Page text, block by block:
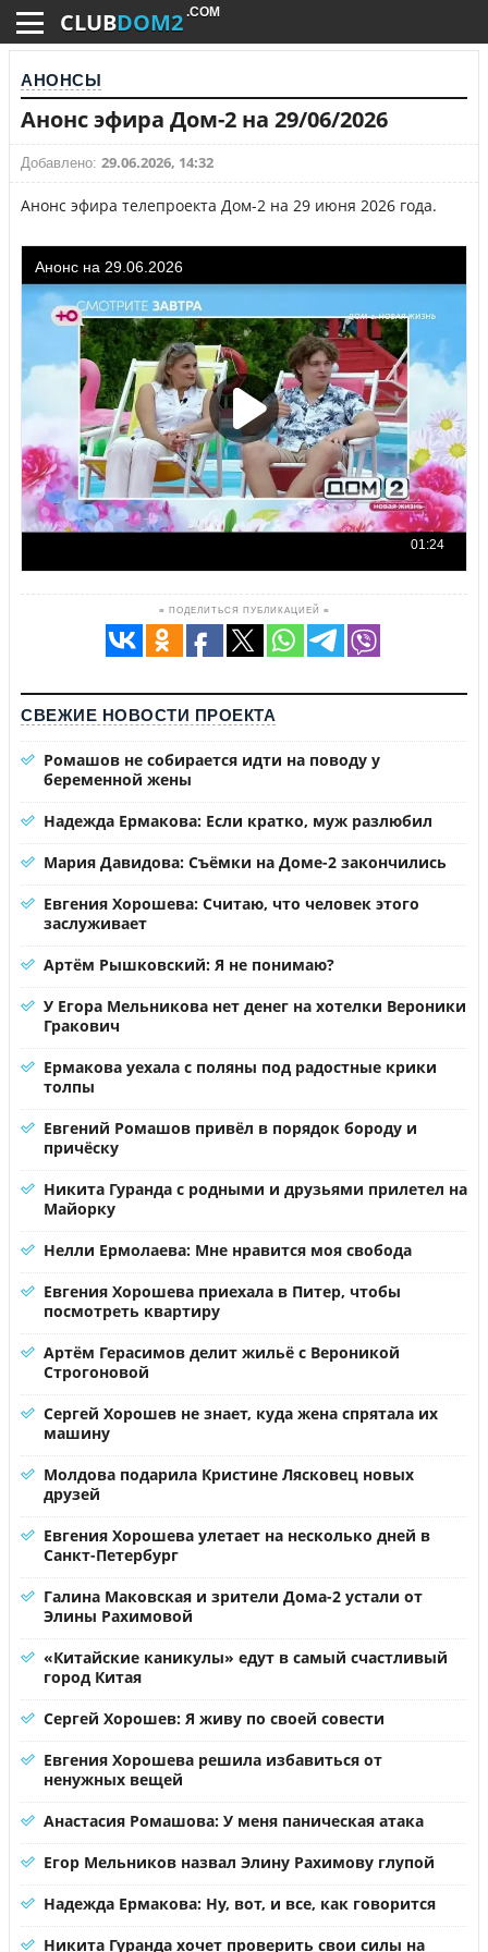
CLUBDOM2 .COM
АНОНСЫ
Анонс эфира Дом-2 на 29/06/2026
Добавлено: 29.06.2026, 14:32
Анонс эфира телепроекта Дом-2 на 29 июня 2026 года.
≡ ПОДЕЛИТЬСЯ ПУБЛИКАЦИЕЙ ≡
СВЕЖИЕ НОВОСТИ ПРОЕКТА
Ромашов не собирается идти на поводу у
беременной жены
Надежда Ермакова: Если кратко, муж разлюбил
Мария Давидова: Съёмки на Доме-2 закончились
Евгения Хорошева: Считаю, что человек этого
заслуживает
Артём Рышковский: Я не понимаю?
У Егора Мельникова нет денег на хотелки Вероники
Гракович
Ермакова уехала с поляны под радостные крики
толпы
Евгений Ромашов привёл в порядок бороду и
причёску
Никита Гуранда с родными и друзьями прилетел на
Майорку
Нелли Ермолаева: Мне нравится моя свобода
Евгения Хорошева приехала в Питер, чтобы
посмотреть квартиру
Артём Герасимов делит жильё с Вероникой
Строгоновой
Сергей Хорошев не знает, куда жена спрятала их
машину
Молдова подарила Кристине Лясковец новых
друзей
Евгения Хорошева улетает на несколько дней в
Санкт-Петербург
Галина Маковская и зрители Дома-2 устали от
Элины Рахимовой
«Китайские каникулы» едут в самый счастливый
город Китая
Сергей Хорошев: Я живу по своей совести
Евгения Хорошева решила избавиться от
ненужных вещей
Анастасия Ромашова: У меня паническая атака
Егор Мельников назвал Элину Рахимову глупой
Надежда Ермакова: Ну, вот, и все, как говорится
Никита Гуранда хочет проверить свои силы на